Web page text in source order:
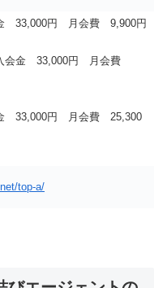
金 33,000円 月会費 9,900円
入会金 33,000円 月会費
金 33,000円 月会費 25,300
top-a/